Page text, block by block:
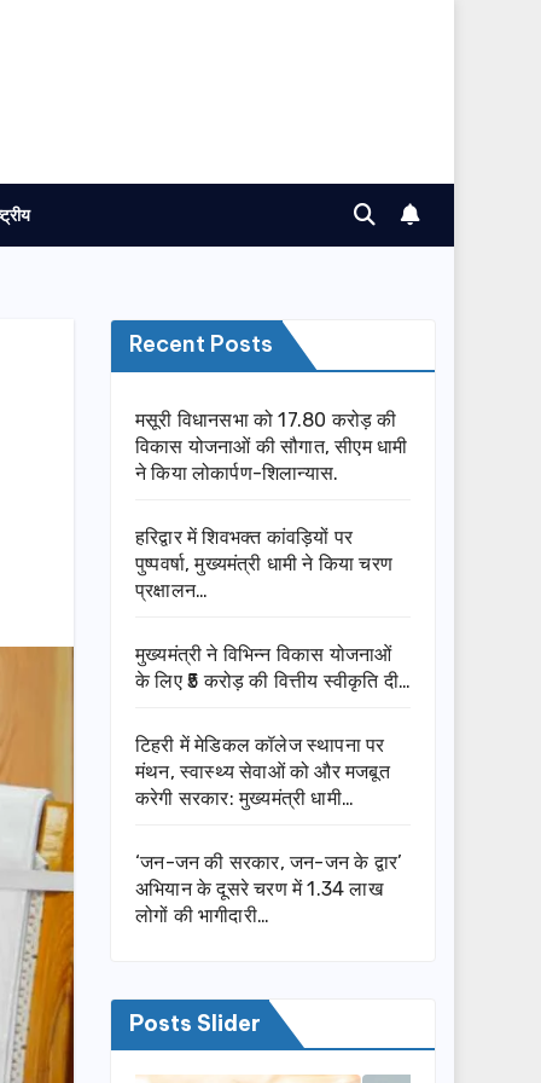
Recent Posts
मसूरी विधानसभा को 17.80 करोड़ की
विकास योजनाओं की सौगात, सीएम धामी
ने किया लोकार्पण-शिलान्यास.
हरिद्वार में शिवभक्त कांवड़ियों पर
पुष्पवर्षा, मुख्यमंत्री धामी ने किया चरण
प्रक्षालन…
मुख्यमंत्री ने विभिन्न विकास योजनाओं
के लिए ₹5 करोड़ की वित्तीय स्वीकृति दी…
टिहरी में मेडिकल कॉलेज स्थापना पर
मंथन, स्वास्थ्य सेवाओं को और मजबूत
करेगी सरकार: मुख्यमंत्री धामी…
‘जन-जन की सरकार, जन-जन के द्वार’
अभियान के दूसरे चरण में 1.34 लाख
लोगों की भागीदारी…
Posts Slider